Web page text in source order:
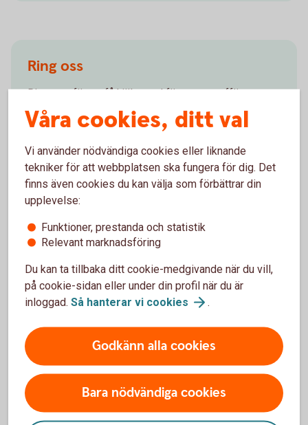
Ring oss
Ring oss för att få hjälp med företagets affärer.
Ring 0171-853 00
internetbanken för företag
Få svar på dina frågor om beloppsgränser, lönelista,
elektronisk faktura och mycket mer som gäller
internetbanken för företag.
Frågor och svar om internetbanken för
Våra cookies, ditt val
Vi använder nödvändiga cookies eller liknande
tekniker för att webbplatsen ska fungera för dig. Det
finns även cookies du kan välja som förbättrar din
upplevelse:
Funktioner, prestanda och statistik
Relevant marknadsföring
Du kan ta tillbaka ditt cookie-medgivande när du vill,
på cookie-sidan eller under din profil när du är
inloggad. Så hanterar vi cookies .
Godkänn alla cookies
Bara nödvändiga cookies